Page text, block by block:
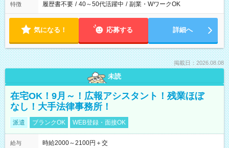
特徴 履歴書不要 / 40～50代活躍中 / 副業・WワークOK
気になる！ 応募する 詳細へ
掲載日：2026.08.08
未読
在宅OK！9月～！広報アシスタント！残業ほぼ
なし！大手法律事務所！
派遣 ブランクOK WEB登録・面接OK
給与
時給2000～2100円＋交